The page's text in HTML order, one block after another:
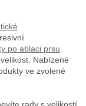
po ablaci prsu
Nabízené
ve zvolené